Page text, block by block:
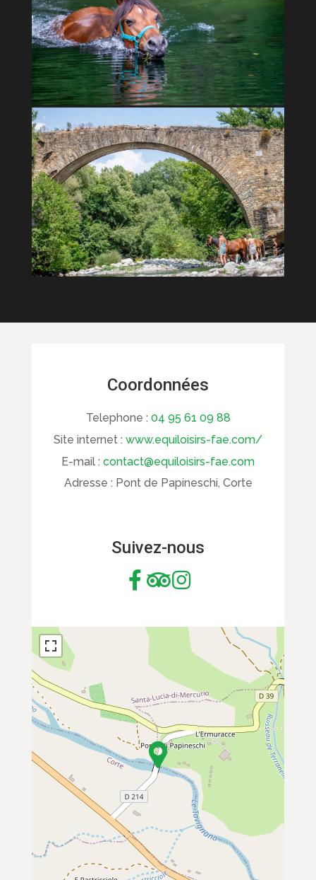
Coordonnées
Telephone : 04 95 61 09 88
Site internet : www.equiloisirs-fae.com/
E-mail : contact@equiloisirs-fae.com
Adresse : Pont de Papineschi, Corte
Suivez-nous